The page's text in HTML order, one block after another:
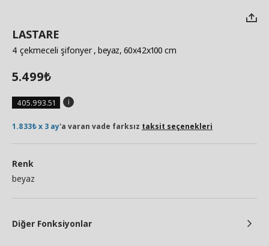
LASTARE
4 çekmeceli şifonyer, beyaz, 60x42x100 cm
5.499₺
405.993.51
1.833₺ x 3 ay'a varan vade farksız taksit seçenekleri
Renk
beyaz
Diğer Fonksiyonlar